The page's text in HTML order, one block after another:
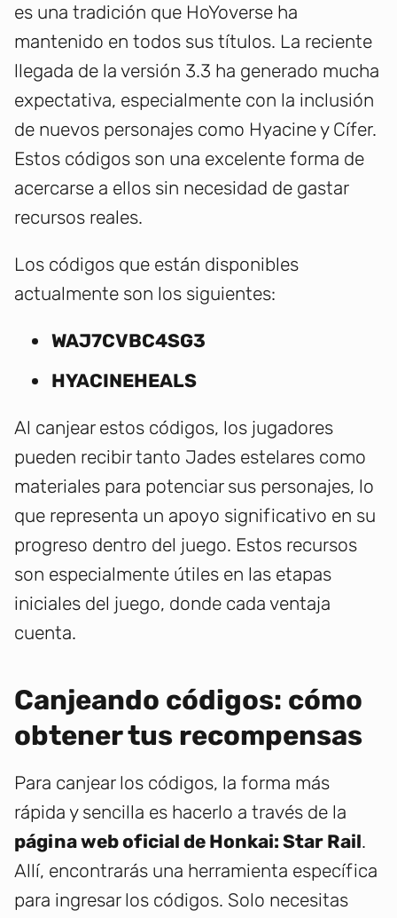
es una tradición que HoYoverse ha
mantenido en todos sus títulos. La reciente
llegada de la versión 3.3 ha generado mucha
expectativa, especialmente con la inclusión
de nuevos personajes como Hyacine y Cífer.
Estos códigos son una excelente forma de
acercarse a ellos sin necesidad de gastar
recursos reales.
Los códigos que están disponibles
actualmente son los siguientes:
WAJ7CVBC4SG3
HYACINEHEALS
Al canjear estos códigos, los jugadores
pueden recibir tanto Jades estelares como
materiales para potenciar sus personajes, lo
que representa un apoyo significativo en su
progreso dentro del juego. Estos recursos
son especialmente útiles en las etapas
iniciales del juego, donde cada ventaja
cuenta.
Canjeando códigos: cómo
obtener tus recompensas
Para canjear los códigos, la forma más
rápida y sencilla es hacerlo a través de la
página web oficial de Honkai: Star Rail.
Allí, encontrarás una herramienta específica
para ingresar los códigos. Solo necesitas